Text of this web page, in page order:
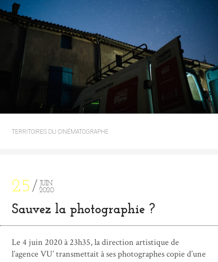
TERRITOIRES DU CINÉMATOGRAPHE
25
JUIN
2020
Sauvez la photographie ?
Le 4 juin 2020 à 23h35, la direction artistique de
l’agence VU’ transmettait à ses photographes copie d’une